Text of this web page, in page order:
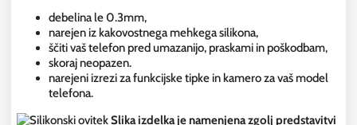
debelina le 0.3mm,
narejen iz kakovostnega mehkega silikona,
ščiti vaš telefon pred umazanijo, praskami in poškodbam,
skoraj neopazen.
narejeni izrezi za funkcijske tipke in kamero za vaš model
telefona.
Slika izdelka je namenjena zgolj predstavitvi